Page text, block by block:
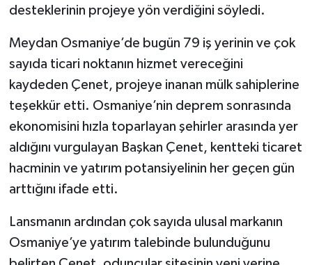
desteklerinin projeye yön verdiğini söyledi.
Meydan Osmaniye’de bugün 79 iş yerinin ve çok
sayıda ticari noktanın hizmet vereceğini
kaydeden Çenet, projeye inanan mülk sahiplerine
teşekkür etti. Osmaniye’nin deprem sonrasında
ekonomisini hızla toparlayan şehirler arasında yer
aldığını vurgulayan Başkan Çenet, kentteki ticaret
hacminin ve yatırım potansiyelinin her geçen gün
arttığını ifade etti.
Lansmanın ardından çok sayıda ulusal markanın
Osmaniye’ye yatırım talebinde bulunduğunu